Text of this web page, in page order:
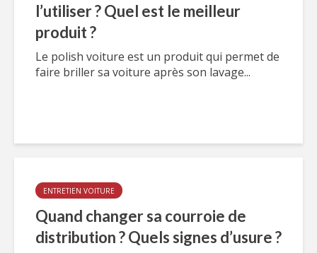
l’utiliser ? Quel est le meilleur
produit ?
Le polish voiture est un produit qui permet de
faire briller sa voiture après son lavage...
ENTRETIEN VOITURE
Quand changer sa courroie de
distribution ? Quels signes d’usure ?